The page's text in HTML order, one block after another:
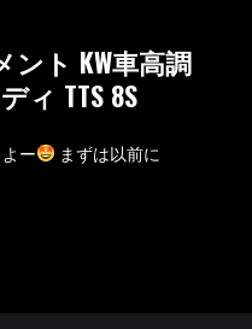
ト KW車高調
ィ TTS 8S
ー
まずは以前に